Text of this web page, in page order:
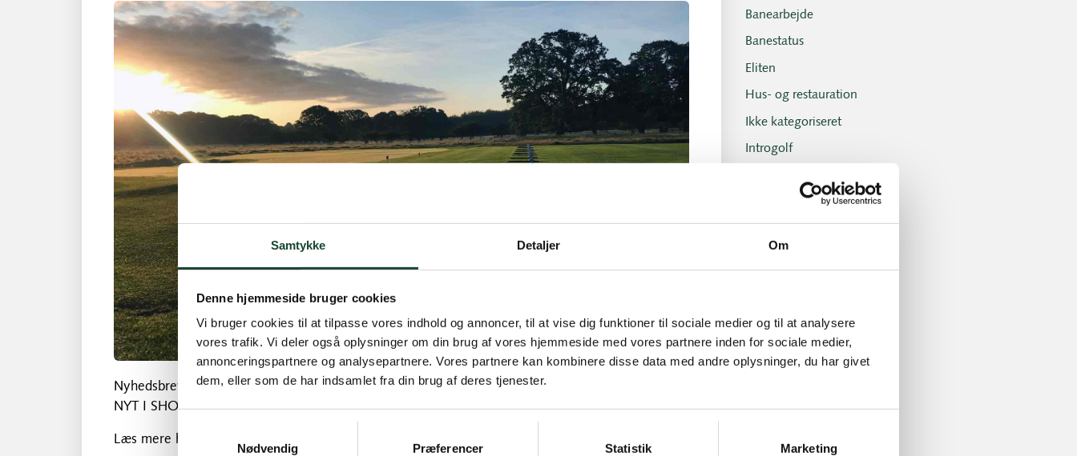
Samtykke Detaljer Om
Denne hjemmeside bruger cookies
Vi bruger cookies til at tilpasse vores indhold og annoncer, til at vise dig funktioner til sociale medier og til at analysere
vores trafik. Vi deler også oplysninger om din brug af vores hjemmeside med vores partnere inden for sociale medier,
annonceringspartnere og analysepartnere. Vores partnere kan kombinere disse data med andre oplysninger, du har givet
dem, eller som de har indsamlet fra din brug af deres tjenester.
Nødvendig
Præferencer Statistik Marketing
Nyhedsbrev – * Kommende aktiviteter i RESTAURANTEN * PÅ BANEN * MEDLEMSMØDE *
NYT I SHOPPEN *
Læs mere her:
Banearbejde
Banestatus
Eliten
Hus- og restauration
Ikke kategoriseret
Introgolf
Professionals
Sociale arrangementer
Turnering- og handicap